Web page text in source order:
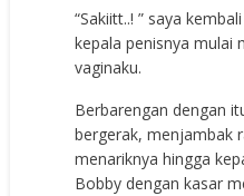
“Sakiitt..! ” saya
kepala penisnya mulai
vaginaku.
Berbarengan dengan
bergerak, menjambak
menariknya hingga
Bobby dengan kasar